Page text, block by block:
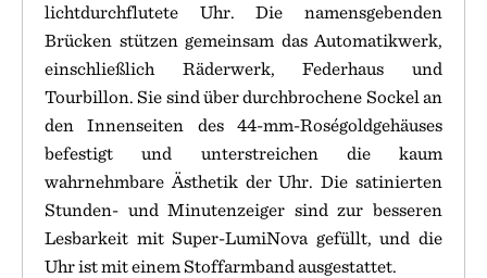
lichtdurchflutete Uhr. Die namensgebenden
Brücken stützen gemeinsam das Automatikwerk,
einschließlich Räderwerk, Federhaus und
Tourbillon. Sie sind über durchbrochene Sockel an
den Innenseiten des 44-mm-Roségoldgehäuses
befestigt und unterstreichen die kaum
wahrnehmbare Ästhetik der Uhr. Die satinierten
Stunden- und Minutenzeiger sind zur besseren
Lesbarkeit mit Super-LumiNova gefüllt, und die
Uhr ist mit einem Stoffarmband ausgestattet.